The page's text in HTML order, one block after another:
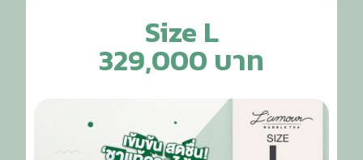
Size L
329,000 บาท